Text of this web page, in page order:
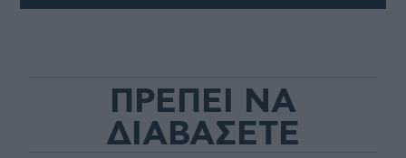
ΠΡΕΠΕΙ ΝΑ
ΔΙΑΒΑΣΕΤΕ